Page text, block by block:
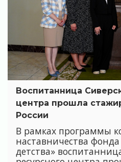
Воспитанница
центра прошла
России
В рамках программы
наставничества
детства»